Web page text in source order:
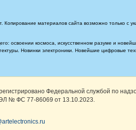
материалов сайта возможно только с
освоении космоса, искусственном разуме и
Новинки электроники. Новейшие цифровые
Федеральной службой по
№ ФС 77-86069 от 13.10.2023.